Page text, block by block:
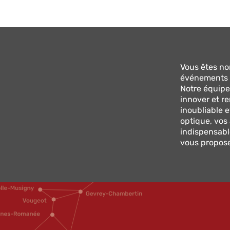
Vous êtes
événements
Notre
innover et
inoubliable
optique, vos
vous